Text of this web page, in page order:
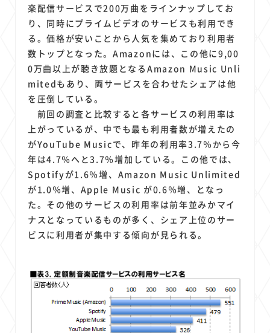
楽配信サービスで200万曲をラインナップしてお
り、同時にプライムビデオのサービスも利用でき
る。価格が安いことから人気を集めており利用者
数トップとなった。Amazonには、この他に9,00
0万曲以上が聴き放題となるAmazon Music Unli
mitedもあり、両サービスを合わせたシェアは他
を圧倒している。
前回の調査と比較すると各サービスの利用率は
上がっているが、中でも最も利用者数が増えたの
がYouTube Musicで、昨年の利用率3.7％から今
年は4.7％へと3.7％増加している。この他では、
Spotifyが1.6％増、Amazon Music Unlimited
が1.0％増、Apple Music が0.6％増、となっ
た。その他のサービスの利用率は前年並みかマイ
ナスとなっているものが多く、シェア上位のサー
ビスに利用者が集中する傾向が見られる。